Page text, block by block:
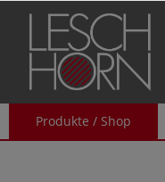
Zur
Produkte / Shop